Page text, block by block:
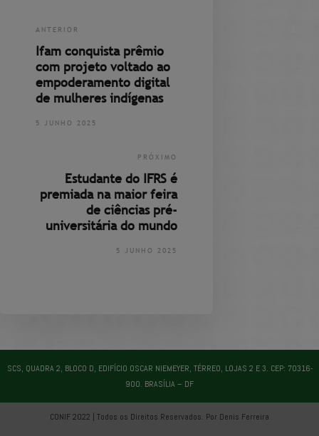
ANTERIOR
Ifam conquista prêmio
com projeto voltado ao
empoderamento digital
de mulheres indígenas
5 JUNHO 2025
PRÓXIMO
Estudante do IFRS é
premiada na maior feira
de ciências pré-
universitária do mundo
5 JUNHO 2025
SCS, QUADRA 2, BLOCO D, EDIFÍCIO OSCAR NIEMEYER, TÉRREO, LOJAS 2 E 3. CEP: 70316-
900. BRASÍLIA – DF
CONIF 2022 | Todos os Direitos Reservados. Por Denis Ferreira